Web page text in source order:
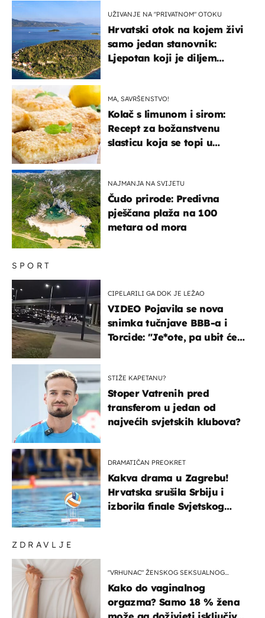
ZDRAVLJE
"VRHUNAC" ŽENSKOG SEKSUALNOG
Kako do vaginalnog
orgazma? Samo 18 % žena
SPORT
CIPELARILI GA DOK JE LEŽAO
VIDEO Pojavila se nova
snimka tučnjave BBB-a i
Torcide: "Je*ote, pa ubit će
STIŽE KAPETANU?
Stoper Vatrenih pred
transferom u jedan od
najvećih svjetskih klubova?
DRAMATIČAN PREOKRET
Kakva drama u Zagrebu!
Hrvatska srušila Srbiju i
izborila finale Svjetskog
UŽIVANJE NA "PRIVATNOM" OTOKU
Hrvatski otok na kojem živi
samo jedan stanovnik:
Ljepotan koji je diljem
MA, SAVRŠENSTVO!
Kolač s limunom i sirom:
Recept za božanstvenu
slasticu koja se topi u
NAJMANJA NA SVIJETU
Čudo prirode: Predivna
pješčana plaža na 100
metara od mora